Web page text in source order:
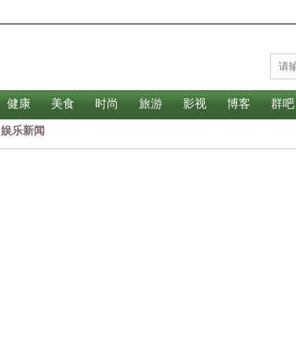
健康 美食 时尚 旅游 影视 博客 群吧
娱乐新闻